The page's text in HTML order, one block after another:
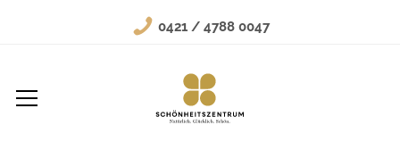
0421 / 4788 0047